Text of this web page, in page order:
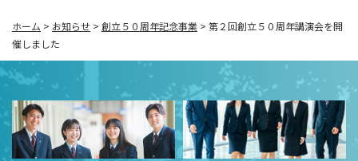
ホーム > お知らせ > 創立５０周年記念事業 > 第２回創立５０周年講演会を開
催しました